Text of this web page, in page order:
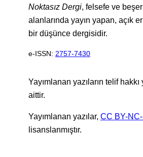
Noktasız Dergi, felsefe ve
alanlarında yayın yapan, açık
bir düşünce dergisidir.
e-ISSN: 2757-7430
Yayımlanan yazıların telif hakkı
aittir.
Yayımlanan yazılar, CC BY-
lisanslanmıştır.